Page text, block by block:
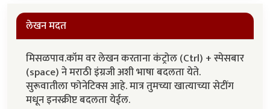
लेखन मदत
मिसळपाव.कॉम वर लेखन करताना कंट्रोल (Ctrl) + स्पेसबार
(space) ने मराठी इंग्रजी अशी भाषा बदलता येते.
सुरूवातीला फोनेटिक्स आहे. मात्र तुमच्या खात्याच्या सेटींग
मधून इनस्क्रीप्ट बदलता येईल.